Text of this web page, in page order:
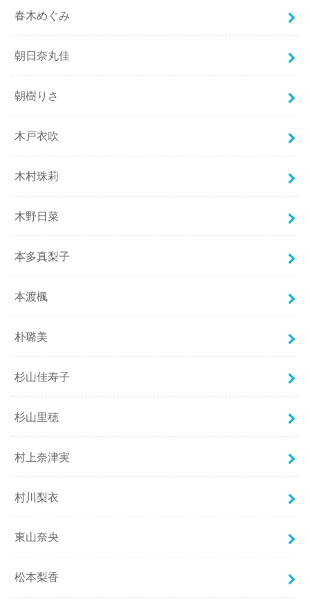
春木めぐみ
朝日奈丸佳
朝樹りさ
木戸衣吹
木村珠莉
木野日菜
本多真梨子
本渡楓
朴璐美
杉山佳寿子
杉山里穂
村上奈津実
村川梨衣
東山奈央
松本梨香